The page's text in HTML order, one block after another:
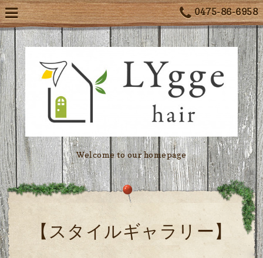
0475-86-6958
Welcome to our homepage
【スタイルギャラリー】